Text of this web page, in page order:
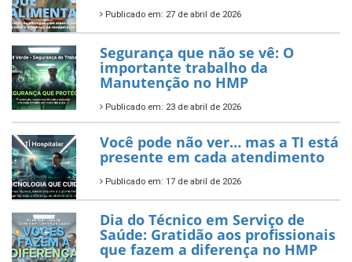
Publicado em: 27 de abril de 2026
Segurança que não se vê: O
importante trabalho da
Manutenção no HMP
Publicado em: 23 de abril de 2026
Você pode não ver… mas a TI está
presente em cada atendimento
Publicado em: 17 de abril de 2026
Dia do Técnico em Serviço de
Saúde: Gratidão aos profissionais
que fazem a diferença no HMP